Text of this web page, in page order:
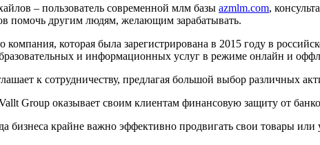
– пользователь современной млм базы azmlm.com,
помочь другим людям, желающим зарабатывать.
компания, которая была зарегистрирована в 2015 году в
и информационных услуг в режиме онлайн и
к сотрудничеству, предлагая большой выбор различных
Group оказывает своим клиентам финансовую защиту от
бизнеса крайне важно эффективно продвигать свои товары или